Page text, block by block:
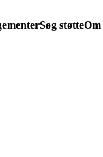
Søg støtteOm